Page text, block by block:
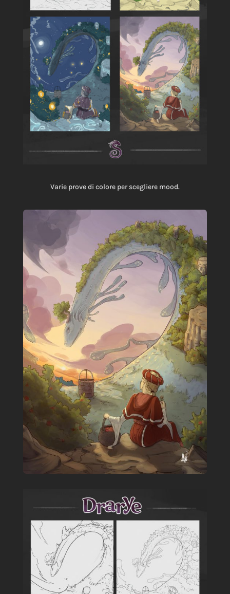
Varie prove di colore per scegliere mood.